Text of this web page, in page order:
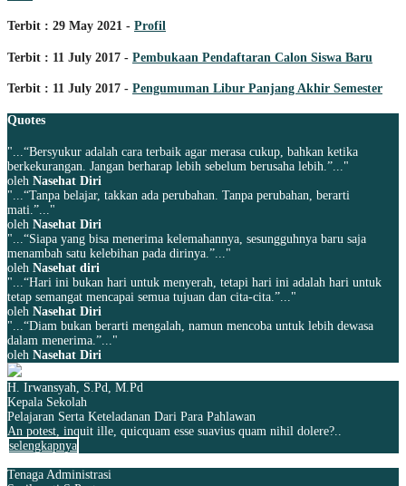
Terbit : 29 May 2021 - Profil
Terbit : 11 July 2017 - Pembukaan Pendaftaran Calon Siswa Baru
Terbit : 11 July 2017 - Pengumuman Libur Panjang Akhir Semester
Quotes
"...“Bersyukur adalah cara terbaik agar merasa cukup, bahkan ketika
berkekurangan. Jangan berharap lebih sebelum berusaha lebih.”..."
oleh Nasehat Diri
"...“Tanpa belajar, takkan ada perubahan. Tanpa perubahan, berarti
mati.”..."
oleh Nasehat Diri
"...“Siapa yang bisa menerima kelemahannya, sesungguhnya baru saja
menambah satu kelebihan pada dirinya.”..."
oleh Nasehat diri
"...“Hari ini bukan hari untuk menyerah, tetapi hari ini adalah hari untuk
tetap semangat mencapai semua tujuan dan cita-cita.”..."
oleh Nasehat Diri
"...“Diam bukan berarti mengalah, namun mencoba untuk lebih dewasa
dalam menerima.”..."
oleh Nasehat Diri
H. Irwansyah, S.Pd, M.Pd
Kepala Sekolah
Pelajaran Serta Keteladanan Dari Para Pahlawan
An potest, inquit ille, quicquam esse suavius quam nihil dolere?..
selengkapnya
Tenaga Administrasi